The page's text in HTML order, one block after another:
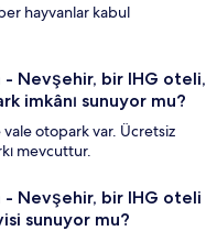
hayvanlar kabul
- Nevşehir, bir IHG oteli,
imkânı sunuyor mu?
otopark var. Ücretsiz
mevcuttur.
- Nevşehir, bir IHG oteli
sunuyor mu?